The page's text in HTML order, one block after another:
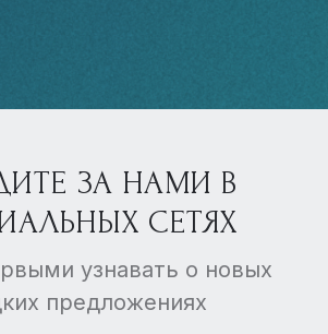
ЗА НАМИ В
СЕТЯХ
узнавать о новых
предложениях